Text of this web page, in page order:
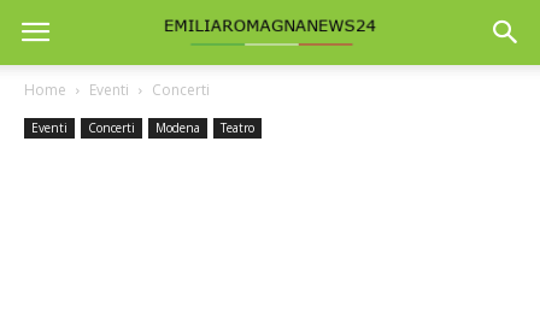
Home Eventi Concerti
Eventi Concerti Modena Teatro